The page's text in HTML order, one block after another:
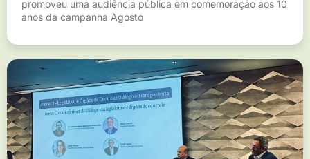
promoveu uma audiência pública em comemoração aos 10
anos da campanha Agosto